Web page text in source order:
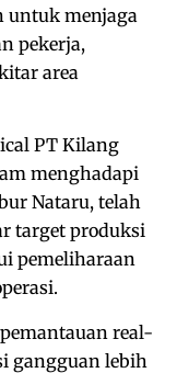
untuk menjaga
pekerja,
area
PT Kilang
menghadapi
Nataru, telah
target produksi
pemeliharaan
real-
gangguan lebih